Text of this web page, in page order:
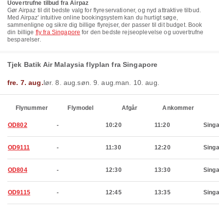
Uovertrufne tilbud fra Airpaz
Gør Airpaz til dit bedste valg for flyreservationer, og nyd attraktive tilbud.
Med Airpaz' intuitive online bookingsystem kan du hurtigt søge,
sammenligne og sikre dig billige flyrejser, der passer til dit budget. Book
din billige fly fra Singapore for den bedste rejseoplevelse og uovertrufne
besparelser.
Tjek Batik Air Malaysia flyplan fra Singapore
fre. 7. aug.lør. 8. aug.søn. 9. aug. man. 10. aug.
Flynummer Flymodel Afgår Ankommer
OD802 - 10:20 11:20
OD9111 - 11:30 12:20
OD804 - 12:30 13:30
OD9115 - 12:45 13:35